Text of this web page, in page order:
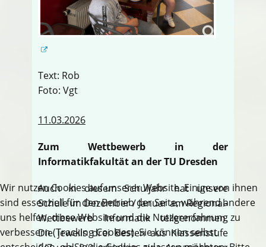
Text: Rob
Foto: Vgt
11.03.2026
Zum Wettbewerb in der
Informatikfakultät an der TU Dresden
Auch in diesem Schuljahr hat unsere
Schule im Dezember / Januar am Regional-
Wettbewerb Informatik teilgenommen.
Die jeweils drei Besten aus Klassenstufe
Wir nutzen Cookies auf unserer Website. Einige von ihnen
sind essenziell für den Betrieb der Seite, während andere
uns helfen, diese Website und die Nutzererfahrung zu
verbessern (Tracking Cookies). Sie können selbst